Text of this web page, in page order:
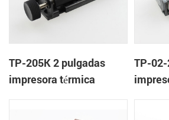
TP-205K 2 pulgadas
impresora térmica
TP-